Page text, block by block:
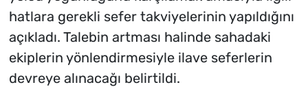
hatlara gerekli sefer takviyelerinin yapıldığını
açıkladı. Talebin artması halinde sahadaki
ekiplerin yönlendirmesiyle ilave seferlerin
devreye alınacağı belirtildi.